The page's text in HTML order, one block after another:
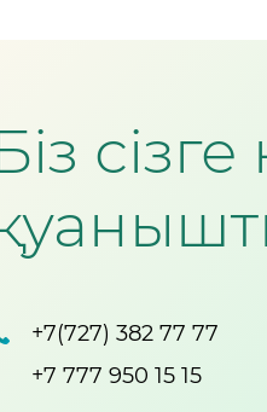
Біз
+7(727) 382 77 77
+7 777 950 15 15